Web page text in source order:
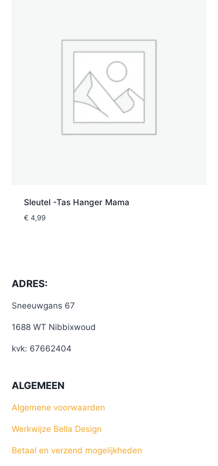
Sleutel -Tas Hanger Mama
€ 4,99
ADRES:
Sneeuwgans 67
1688 WT Nibbixwoud
kvk: 67662404
ALGEMEEN
Algemene voorwaarden
Werkwijze Bella Design
Betaal en verzend mogelijkheden